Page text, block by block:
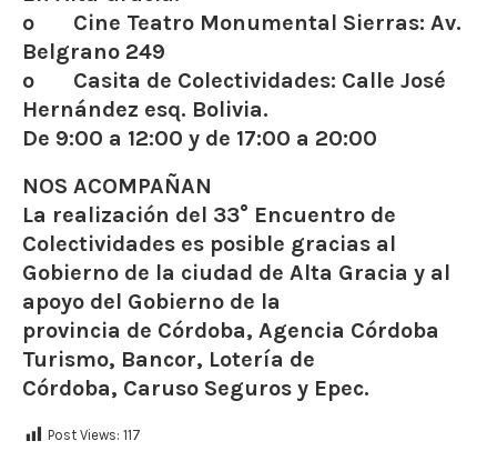
o Cine Teatro Monumental Sierras: Av.
Belgrano 249
o Casita de Colectividades: Calle José
Hernández esq. Bolivia.
De 9:00 a 12:00 y de 17:00 a 20:00
NOS ACOMPAÑAN
La realización del 33° Encuentro de
Colectividades es posible gracias al
Gobierno de la ciudad de Alta Gracia y al
apoyo del Gobierno de la
provincia de Córdoba, Agencia Córdoba
Turismo, Bancor, Lotería de
Córdoba, Caruso Seguros y Epec.
Post Views: 117